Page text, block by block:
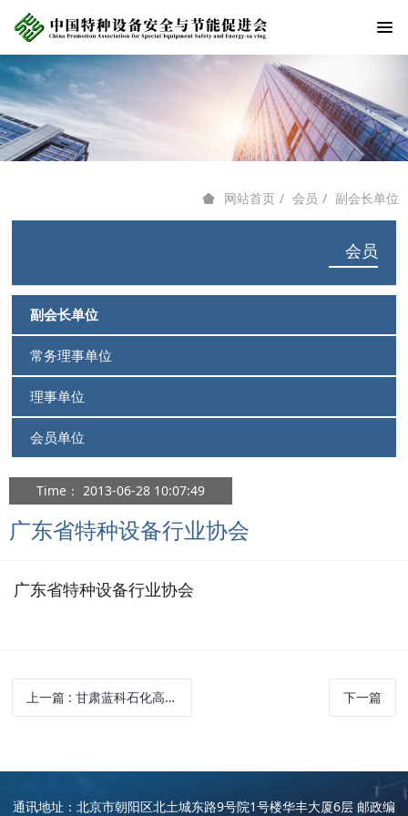
会员
副会长单位
常务理事单位
理事单位
会员单位
网站首页 会员 副会长单位
Time： 2013-06-28 10:07:49
广东省特种设备行业协会
广东省特种设备行业协会
上一篇 : 甘肃蓝科石化高新装备股份有限公司 下一篇
通讯地址：北京市朝阳区北土城东路9号院1号楼华丰大厦6层 邮政编